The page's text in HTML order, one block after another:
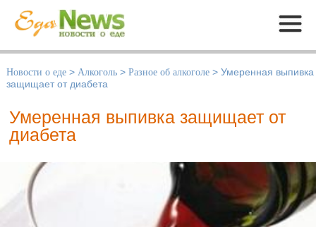
Меню
Новости о еде > Алкоголь > Разное об алкоголе > Умеренная выпивка
защищает от диабета
Умеренная выпивка защищает от
диабета